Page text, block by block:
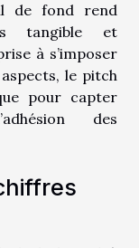
de fond rend
tangible et
à s’imposer
le pitch
pour capter
des